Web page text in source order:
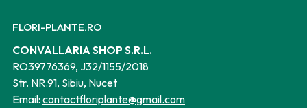
FLORI-PLANTE.RO
CONVALLARIA SHOP S.R.L.
RO39776369, J32/1155/2018
Str. NR.91, Sibiu, Nucet
Email: contactfloriplante@gmail.com